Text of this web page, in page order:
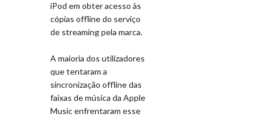
iPod em obter acesso às
cópias offline do serviço
de streaming pela marca.
A maioria dos utilizadores
que tentaram a
sincronização offline das
faixas de música da Apple
Music enfrentaram esse